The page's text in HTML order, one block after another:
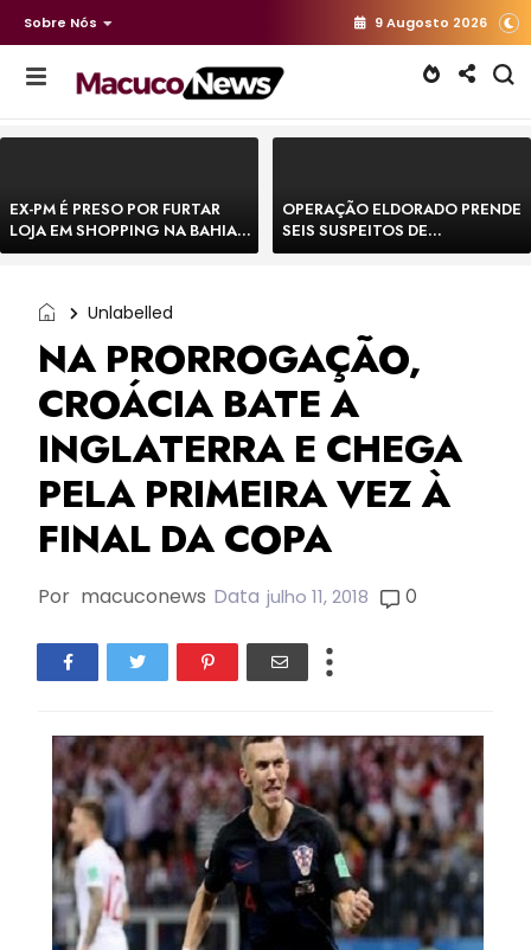
Sobre Nós 9 Augosto 2026
EX-PM É PRESO POR FURTAR
LOJA EM SHOPPING NA BAHIA E
ESCAPA CORRENDO DE
OPERAÇÃO ELDORADO PRENDE
SEIS SUSPEITOS DE
MOVIMENTAR R$ 25 MILHÕES
Unlabelled
NA PRORROGAÇÃO,
CROÁCIA BATE A
INGLATERRA E CHEGA
PELA PRIMEIRA VEZ À
FINAL DA COPA
Por macuconews Data julho 11, 2018 0